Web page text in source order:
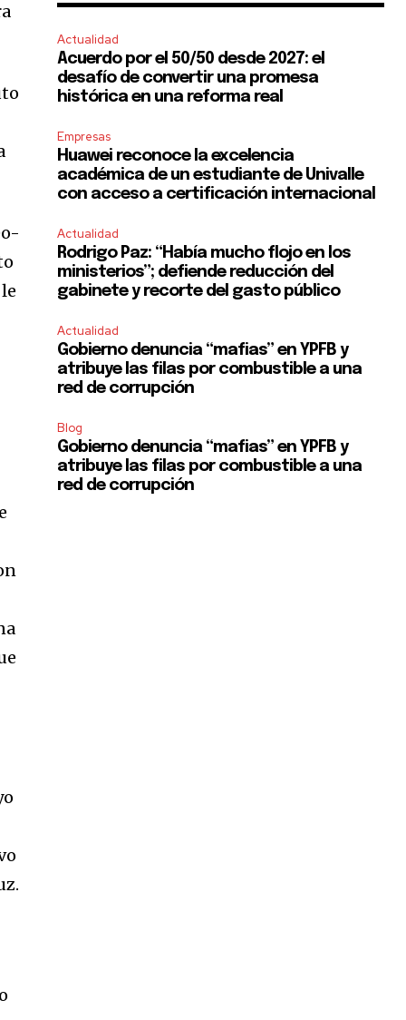
Actualidad
Acuerdo por el 50/50 desde 2027: el
desafío de convertir una promesa
histórica en una reforma real
Empresas
Huawei reconoce la excelencia
académica de un estudiante de Univalle
con acceso a certificación internacional
Actualidad
Rodrigo Paz: “Había mucho flojo en los
ministerios”; defiende reducción del
gabinete y recorte del gasto público
Actualidad
Gobierno denuncia “mafias” en YPFB y
atribuye las filas por combustible a una
red de corrupción
Blog
Gobierno denuncia “mafias” en YPFB y
atribuye las filas por combustible a una
red de corrupción